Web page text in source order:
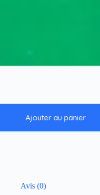
Ajouter au panier
Avis (0)